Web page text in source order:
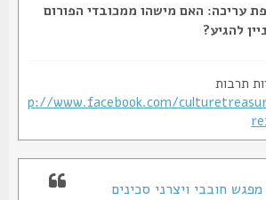
האם מישהו ממכובדי הפורום
http://www.facebook.com/